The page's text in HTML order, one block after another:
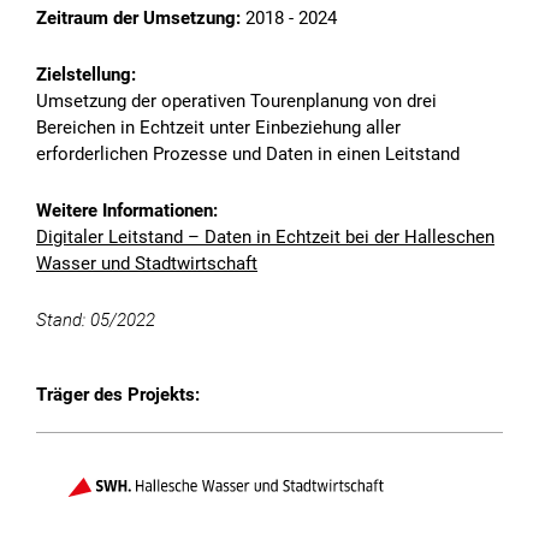
Die Reduzierung von Treibhausgasemissionen erfordert
Nutzung.
Zeitraum der Umsetzung: 2018 - 2024
Zielstellung:
Umsetzung der operativen Tourenplanung von drei
Bereichen in Echtzeit unter Einbeziehung aller
erforderlichen Prozesse und Daten in einen Leitstand
Weitere Informationen:
Digitaler Leitstand – Daten in Echtzeit bei der Halleschen
Wasser und Stadtwirtschaft
Stand: 05/2022
Träger des Projekts: